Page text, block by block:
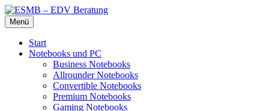
ESMB – EDV Beratung
Menü Zum
Inhalt
springen
Start
Notebooks und PC
Business Notebooks
Allrounder Notebooks
Convertible Notebooks
Premium Notebooks
Gaming Notebooks